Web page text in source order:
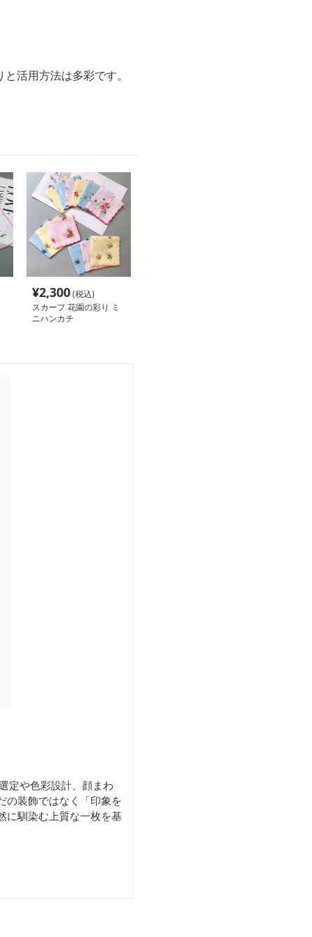
活用方法は多彩です。
¥2,300(税込)
スカーフ 花園の彩り ミ
ニハンカチ
定や色彩設計、顔まわ
の装飾ではなく「印象を
に馴染む上質な一枚を基